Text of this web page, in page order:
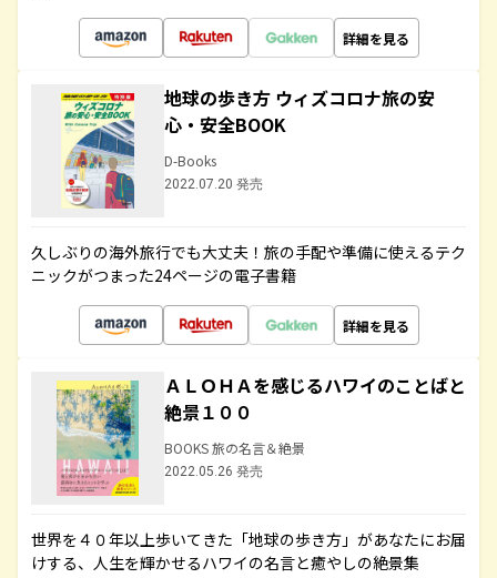
詳細を見る
地球の歩き方 ウィズコロナ旅の安
心・安全BOOK
D-Books
2022.07.20 発売
久しぶりの海外旅行でも大丈夫！旅の手配や準備に使えるテク
ニックがつまった24ページの電子書籍
詳細を見る
ＡＬＯＨＡを感じるハワイのことばと
絶景１００
BOOKS 旅の名言＆絶景
2022.05.26 発売
世界を４０年以上歩いてきた「地球の歩き方」があなたにお届
けする、人生を輝かせるハワイの名言と癒やしの絶景集